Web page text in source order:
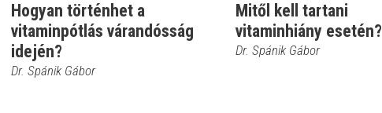
Hogyan történhet a
vitaminpótlás várandósság
idején?
Dr. Spánik Gábor
Mitől kell tartani
vitaminhiány esetén?
Dr. Spánik Gábor